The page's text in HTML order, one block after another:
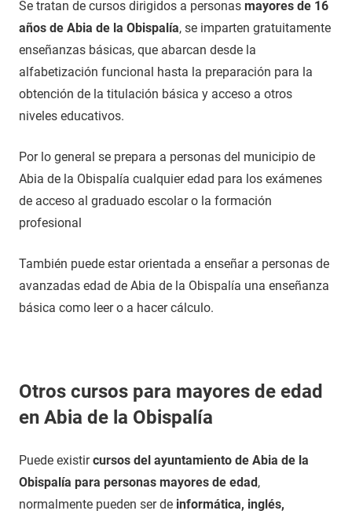
Se tratan de cursos dirigidos a personas mayores de 16
años de Abia de la Obispalía, se imparten gratuitamente
enseñanzas básicas, que abarcan desde la
alfabetización funcional hasta la preparación para la
obtención de la titulación básica y acceso a otros
niveles educativos.
Por lo general se prepara a personas del municipio de
Abia de la Obispalía cualquier edad para los exámenes
de acceso al graduado escolar o la formación
profesional
También puede estar orientada a enseñar a personas de
avanzadas edad de Abia de la Obispalía una enseñanza
básica como leer o a hacer cálculo.
Otros cursos para mayores de edad
en Abia de la Obispalía
Puede existircursos del ayuntamiento de Abia de la
Obispalía para personas mayores de edad,
normalmente pueden ser de informática, inglés,